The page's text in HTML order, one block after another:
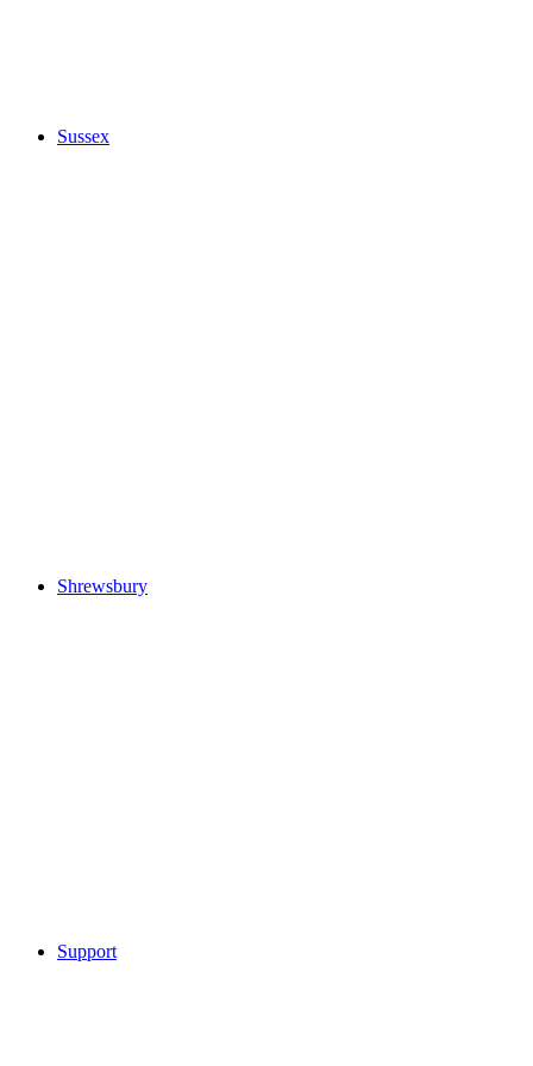
Sussex
Shrewsbury
Support